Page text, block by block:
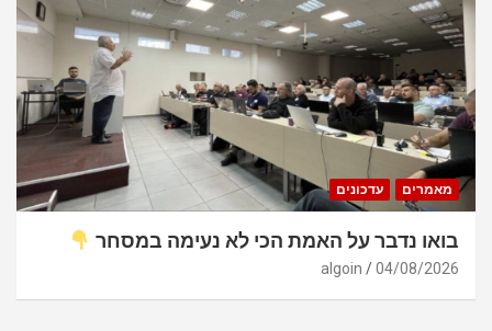
מאמרים עדכונים
בואו נדבר על האמת הכי לא נעימה במסחר
04/08/2026
algoin